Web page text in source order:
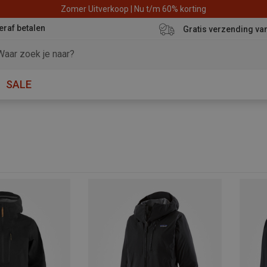
Zomer Uitverkoop | Nu t/m 60% korting
betalen Gratis verzending
SALE